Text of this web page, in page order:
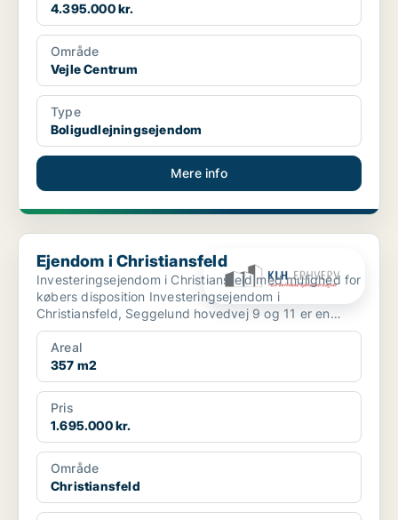
4.395.000 kr.
Område
Vejle Centrum
Type
Boligudlejningsejendom
Mere info
Ejendom i Christiansfeld
Ejendom i Christiansfeld
Investeringsejendom i Christiansfeld med mulighed for
købers disposition Investeringsejendom i
Christiansfeld, Seggelund hovedvej 9 og 11 er en
investeri...
Areal
357 m2
Pris
1.695.000 kr.
Område
Christiansfeld